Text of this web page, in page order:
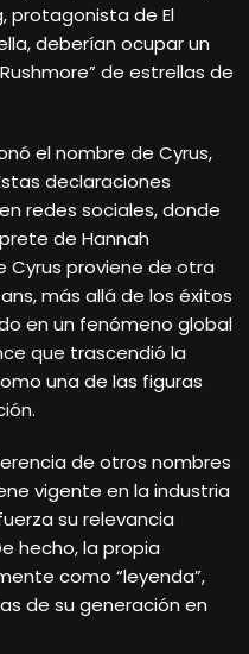
protagonista de El
deberían ocupar un
de estrellas de
el nombre de Cyrus,
declaraciones
redes sociales, donde
de Hannah
Cyrus proviene de otra
más allá de los éxitos
en un fenómeno global
que trascendió la
una de las figuras
de otros nombres
vigente en la industria
su relevancia
hecho, la propia
como “leyenda”,
de su generación en